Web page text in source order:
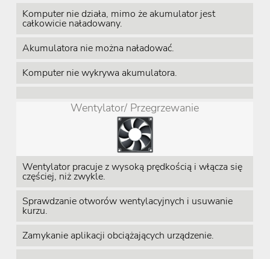
Komputer nie działa, mimo że akumulator jest
całkowicie naładowany.
Akumulatora nie można naładować.
Komputer nie wykrywa akumulatora.
Wentylator/ Przegrzewanie
Wentylator pracuje z wysoką prędkością i włącza się
częściej, niż zwykle.
Sprawdzanie otworów wentylacyjnych i usuwanie
kurzu.
Zamykanie aplikacji obciążających urządzenie.